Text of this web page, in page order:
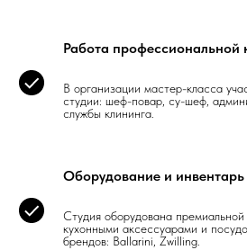
Работа профессиональной
В организации мастер-класса
студии: шеф-повар, су-шеф,
службы клининга.
Оборудование и инвентарь
Студия оборудована премиальной
кухонными аксессуарами и
брендов: Ballarini, Zwilling.